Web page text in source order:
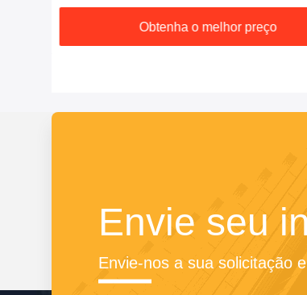
Obtenha o melhor preço
Envie seu
Envie-nos a sua solicitação